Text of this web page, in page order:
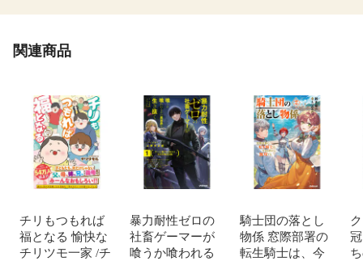
関連商品
チリもつもれば
福となる 愉快な
チリツモ一家 /チ
暴力耐性ゼロの
社畜ゲーマーが
喰うか喰われる
騎士団の落とし
物係 窓際部署の
転生騎士は、今